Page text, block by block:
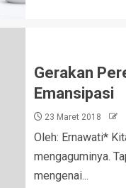
Gerakan
Emansipasi
23 Maret 2018
Oleh: Ernawati*
mengaguminya.
mengenai...